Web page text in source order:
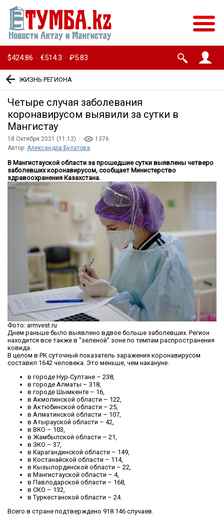
$424.86 · €514.3 · ₽5.83
ЖИЗНЬ РЕГИОНА
Четыре случая заболевания
коронавирусом выявили за сутки в
Мангистау
18 Октября 2021 (11:12) ·
1376
Автор: Александра Булатова
В Мангистауской области за прошедшие сутки выявлены четверо
заболевших коронавирусом, сообщает Министерство
здравоохранения Казахстана.
Фото: armvest.ru
Днем раньше было выявлено вдвое больше заболевших. Регион
находится все также в "зеленой" зоне по темпам распространения
ковида.
В целом в РК суточный показатель заражения коронавирусом
составил 1642 человека. Это меньше, чем накануне.
в городе Нур-Султане – 238,
в городе Алматы – 318,
в городе Шымкенте – 16,
в Акмолинской области – 122,
в Актюбинской области – 25,
в Алматинской области – 107,
в Атырауской области – 42,
в ВКО – 103,
в Жамбылской области – 21,
в ЗКО – 37,
в Карагандинской области – 149,
в Костанайской области – 114,
в Кызылординской области – 22,
в Мангистауской области – 4,
в Павлодарской области – 168,
в СКО – 132,
в Туркестанской области – 24.
Всего в стране подтверждено 918 146 случаев.